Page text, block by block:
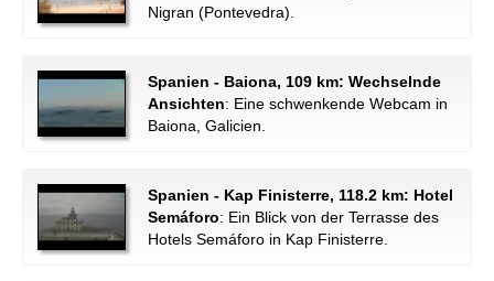
Nigran (Pontevedra).
Spanien - Baiona, 109 km: Wechselnde
Ansichten: Eine schwenkende Webcam in
Baiona, Galicien.
Spanien - Kap Finisterre, 118.2 km: Hotel
Semáforo: Ein Blick von der Terrasse des
Hotels Semáforo in Kap Finisterre.